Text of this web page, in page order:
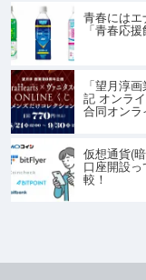
青春にはエ
「青春応
「望月淳
記 オンラ
合同オンラ
仮想通貨(
口座開設
較！